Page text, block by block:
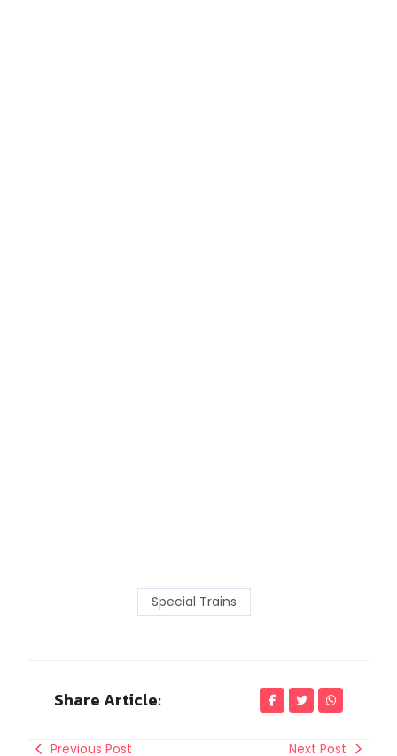
Special Trains
Share Article:
Previous Post Next Post